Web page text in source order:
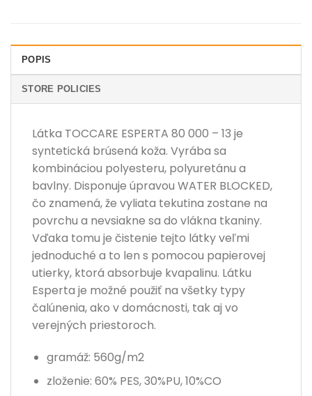
POPIS
STORE POLICIES
Látka TOCCARE ESPERTA 80 000 – 13 je
syntetická brúsená koža. Vyrába sa
kombináciou polyesteru, polyuretánu a
bavlny. Disponuje úpravou WATER BLOCKED,
čo znamená, že vyliata tekutina zostane na
povrchu a nevsiakne sa do vlákna tkaniny.
Vďaka tomu je čistenie tejto látky veľmi
jednoduché a to len s pomocou papierovej
utierky, ktorá absorbuje kvapalinu. Látku
Esperta je možné použiť na všetky typy
čalúnenia, ako v domácnosti, tak aj vo
verejných priestoroch.
gramáž: 560g/m2
zloženie: 60% PES, 30%PU, 10%CO